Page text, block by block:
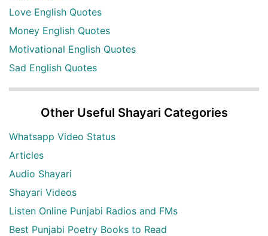
Love English Quotes
Money English Quotes
Motivational English Quotes
Sad English Quotes
Other Useful Shayari Categories
Whatsapp Video Status
Articles
Audio Shayari
Shayari Videos
Listen Online Punjabi Radios and FMs
Best Punjabi Poetry Books to Read